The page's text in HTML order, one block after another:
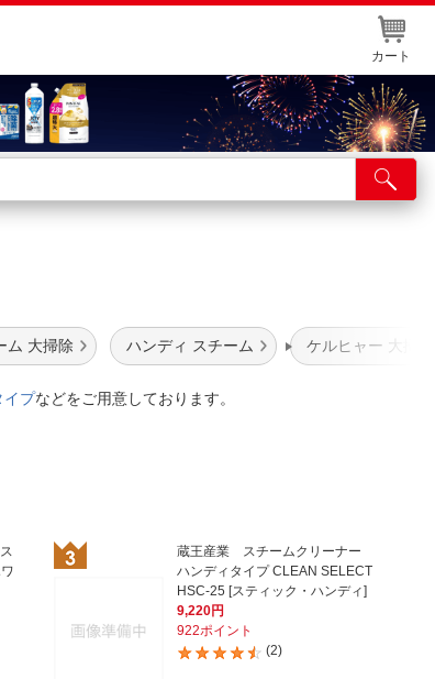
カート
店舗一覧
ム 大掃除 ハンディ スチーム ケルヒャー 大掃除
イプなどをご用意しております。
蔵王産業 スチームクリーナー
ハンディタイプ CLEAN SELECT
HSC-25 [スティック・ハンディ]
9,220円
922ポイント
(2)